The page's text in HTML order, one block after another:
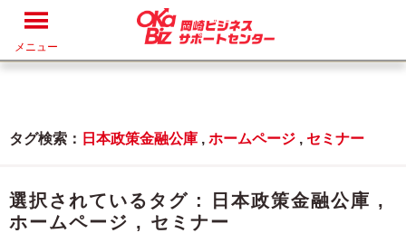
メニュー
タグ検索： 日本政策金融公庫 , ホームページ , セミナー
選択されているタグ : 日本政策金融公庫 ,
ホームページ , セミナー